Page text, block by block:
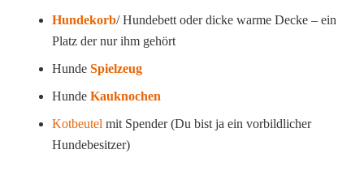
Hundekorb/ Hundebett oder dicke warme Decke – ein
Platz der nur ihm gehört
Hunde Spielzeug
Hunde Kauknochen
Kotbeutel mit Spender (Du bist ja ein vorbildlicher
Hundebesitzer)